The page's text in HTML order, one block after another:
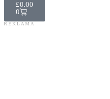
£0.00
0